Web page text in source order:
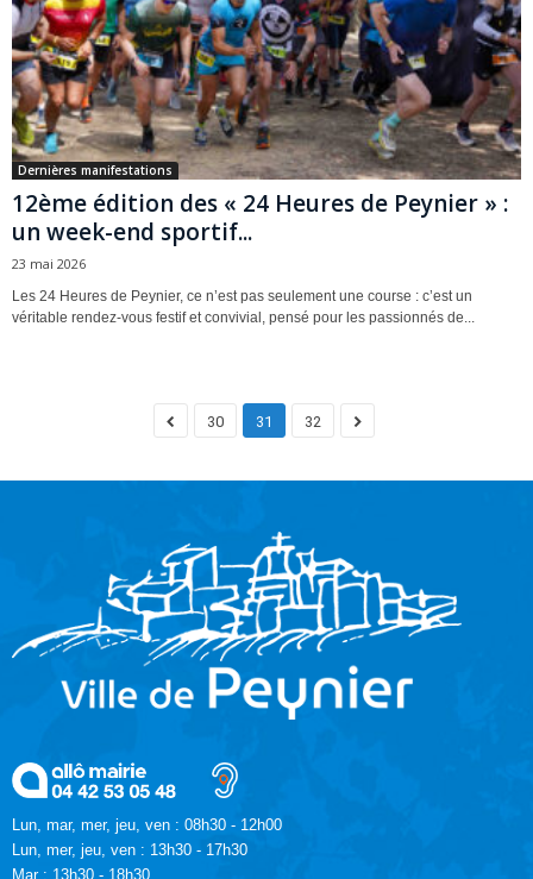
Dernières manifestations
12ème édition des « 24 Heures de Peynier » :
un week-end sportif...
23 mai 2026
Les 24 Heures de Peynier, ce n’est pas seulement une course : c’est un
véritable rendez-vous festif et convivial, pensé pour les passionnés de...
30 31 32
Lun, mar, mer, jeu, ven : 08h30 - 12h00
Lun, mer, jeu, ven : 13h30 - 17h30
Mar : 13h30 - 18h30